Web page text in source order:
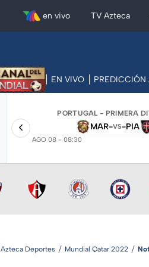
en vivo TV Azteca
EN VIVO PREDICCIÓN
PORTUGAL - PRIMERA
MAR-VS-PIA
AGO 08 - 08:30
Azteca Deportes Mundial Qatar 2022